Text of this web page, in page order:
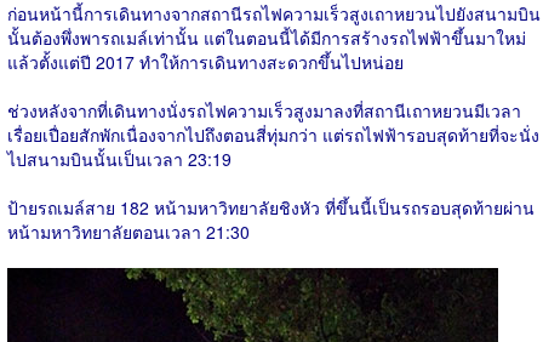
ก่อนหน้านี้การเดินทางจากสถานีรถไฟความเร็วสูงเถาหยวนไปยังสนามบิน
นั้นต้องพึ่งพารถเมล์เท่านั้น แต่ในตอนนี้ได้มีการสร้างรถไฟฟ้าขึ้นมาใหม่
แล้วตั้งแต่ปี 2017 ทำให้การเดินทางสะดวกขึ้นไปหน่อย
ช่วงหลังจากที่เดินทางนั่งรถไฟความเร็วสูงมาลงที่สถานีเถาหยวนมีเวลา
เรื่อยเปื่อยสักพักเนื่องจากไปถึงตอนสี่ทุ่มกว่า แต่รถไฟฟ้ารอบสุดท้ายที่จะนั่ง
ไปสนามบินนั้นเป็นเวลา 23:19
ป้ายรถเมล์สาย 182 หน้ามหาวิทยาลัยชิงหัว ที่ขึ้นนี้เป็นรถรอบสุดท้ายผ่าน
หน้ามหาวิทยาลัยตอนเวลา 21:30